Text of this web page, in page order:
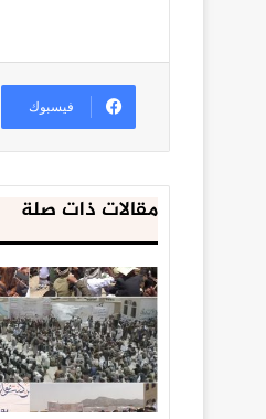
فيسبوك
مقالات ذات صلة